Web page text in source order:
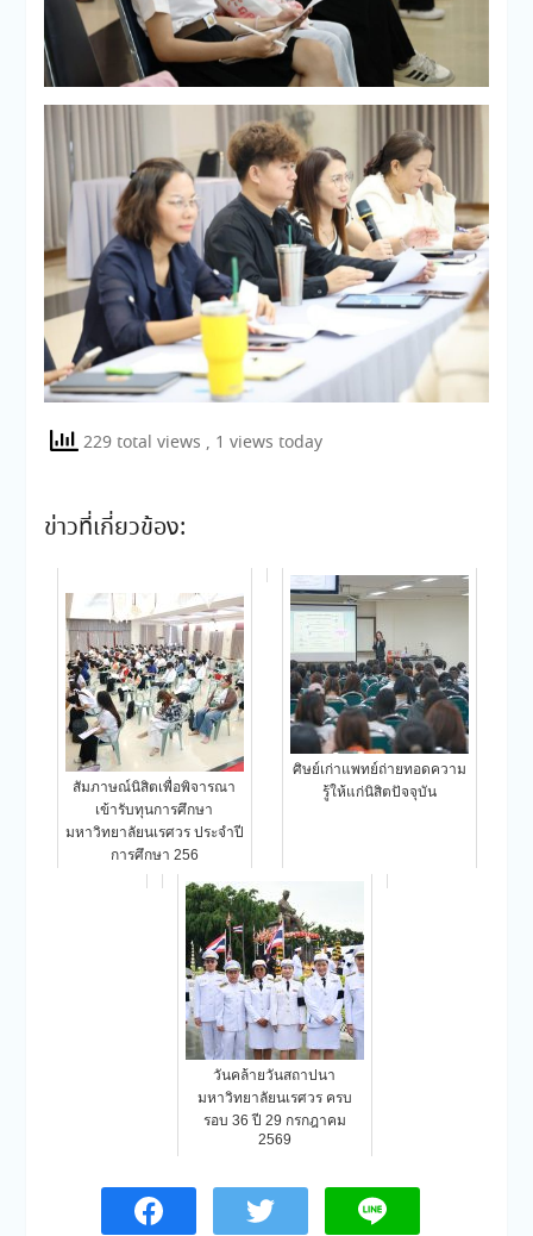
229 total views , 1 views today
ข่าวที่เกี่ยวข้อง:
สัมภาษณ์นิสิตเพื่อพิจารณา
เข้ารับทุนการศึกษา
มหาวิทยาลัยนเรศวร ประจำปี
การศึกษา 256
ศิษย์เก่าแพทย์ถ่ายทอดความ
รู้ให้แก่นิสิตปัจจุบัน
วันคล้ายวันสถาปนา
มหาวิทยาลัยนเรศวร ครบ
รอบ 36 ปี 29 กรกฎาคม
2569